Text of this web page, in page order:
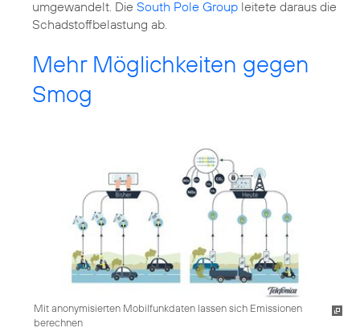
umgewandelt. Die South Pole Group leitete daraus die
Schadstoffbelastung ab.
Mehr Möglichkeiten gegen
Smog
Mit anonymisierten Mobilfunkdaten lassen sich Emissionen
berechnen